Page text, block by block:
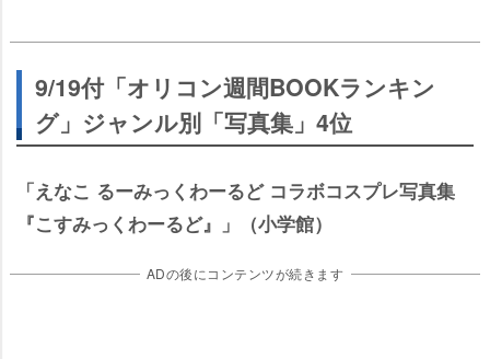
9/19付「オリコン週間BOOKランキン
グ」ジャンル別「写真集」4位
「えなこ るーみっくわーるど コラボコスプレ写真集
『こすみっくわーるど』」（小学館）
ADの後にコンテンツが続きます